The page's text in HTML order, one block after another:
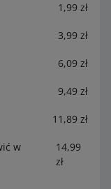
1,99 zł
3,99 zł
6,09 zł
9,49 zł
11,89 zł
w
14,99
zł